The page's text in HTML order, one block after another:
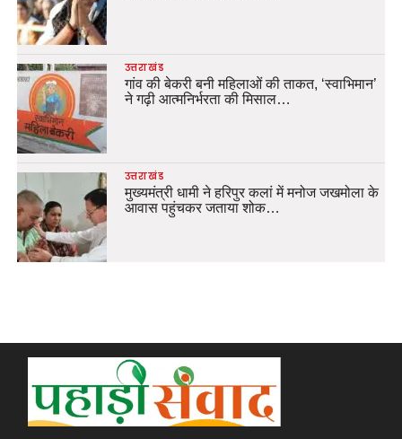
उत्तराखंड
गांव की बेकरी बनी महिलाओं की ताकत, ‘स्वाभिमान’
ने गढ़ी आत्मनिर्भरता की मिसाल…
उत्तराखंड
मुख्यमंत्री धामी ने हरिपुर कलां में मनोज जखमोला के
आवास पहुंचकर जताया शोक…